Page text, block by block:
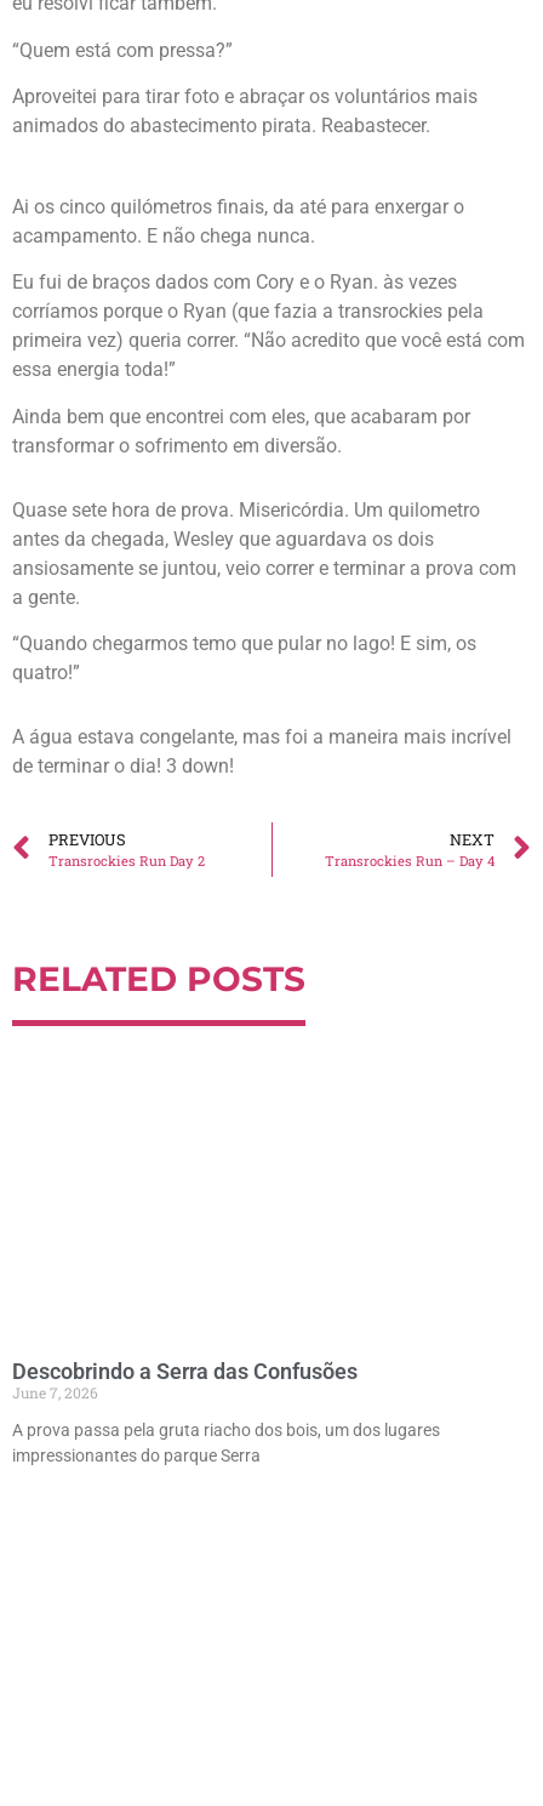
“Quem está com pressa?”
Aproveitei para tirar foto e abraçar os voluntários mais
animados do abastecimento pirata. Reabastecer.
Ai os cinco quilómetros finais, da até para enxergar o
acampamento. E não chega nunca.
Eu fui de braços dados com Cory e o Ryan. às vezes
corríamos porque o Ryan (que fazia a transrockies pela
primeira vez) queria correr. “Não acredito que você está com
essa energia toda!”
Ainda bem que encontrei com eles, que acabaram por
transformar o sofrimento em diversão.
Quase sete hora de prova. Misericórdia. Um quilometro
antes da chegada, Wesley que aguardava os dois
ansiosamente se juntou, veio correr e terminar a prova com
a gente.
“Quando chegarmos temo que pular no lago! E sim, os
quatro!”
A água estava congelante, mas foi a maneira mais incrível
de terminar o dia! 3 down!
PREVIOUS
Transrockies Run Day 2
NEXT
Transrockies Run – Day 4
RELATED POSTS
Descobrindo a Serra das Confusões
June 7, 2026
A prova passa pela gruta riacho dos bois, um dos lugares
impressionantes do parque Serra